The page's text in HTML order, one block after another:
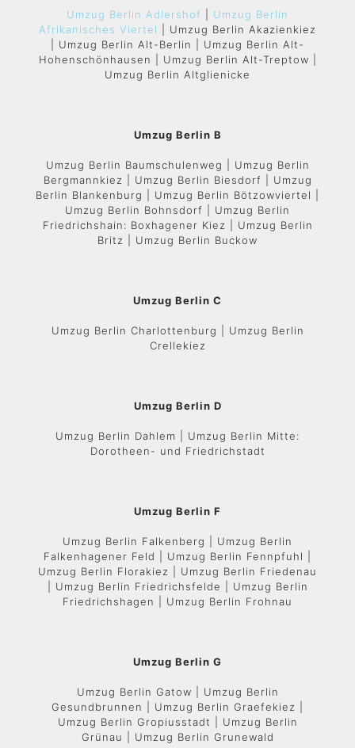
Umzug Berlin Adlershof
Umzug Berlin
Afrikanisches Viertel
| Umzug Berlin Akazienkiez
| Umzug Berlin Alt-Berlin | Umzug Berlin Alt-
Hohenschönhausen | Umzug Berlin Alt-Treptow |
Umzug Berlin Altglienicke
Umzug Berlin B
Umzug Berlin Baumschulenweg | Umzug Berlin
Bergmannkiez | Umzug Berlin Biesdorf | Umzug
Berlin Blankenburg | Umzug Berlin Bötzowviertel |
Umzug Berlin Bohnsdorf | Umzug Berlin
Friedrichshain: Boxhagener Kiez | Umzug Berlin
Britz | Umzug Berlin Buckow
Umzug Berlin C
Umzug Berlin Charlottenburg | Umzug Berlin
Crellekiez
Umzug Berlin D
Umzug Berlin Dahlem | Umzug Berlin Mitte:
Dorotheen- und Friedrichstadt
Umzug Berlin F
Umzug Berlin Falkenberg | Umzug Berlin
Falkenhagener Feld | Umzug Berlin Fennpfuhl |
Umzug Berlin Florakiez | Umzug Berlin Friedenau
| Umzug Berlin Friedrichsfelde | Umzug Berlin
Friedrichshagen | Umzug Berlin Frohnau
Umzug Berlin G
Umzug Berlin Gatow | Umzug Berlin
Gesundbrunnen | Umzug Berlin Graefekiez |
Umzug Berlin Gropiusstadt | Umzug Berlin
Grünau | Umzug Berlin Grunewald